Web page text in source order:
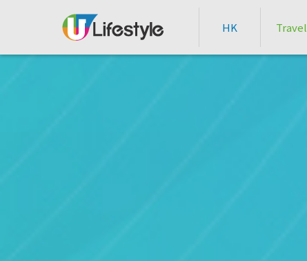
HK Travel